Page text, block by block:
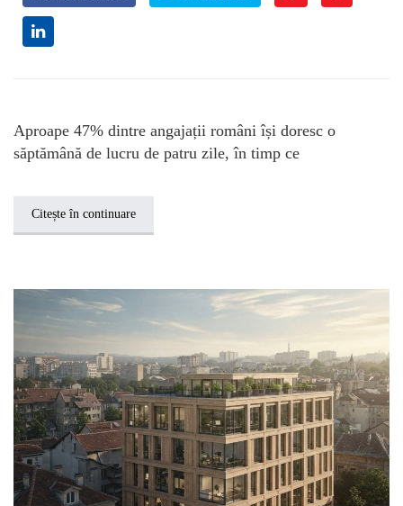
Aproape 47% dintre angajații români își doresc o
săptămână de lucru de patru zile, în timp ce
Citește în continuare